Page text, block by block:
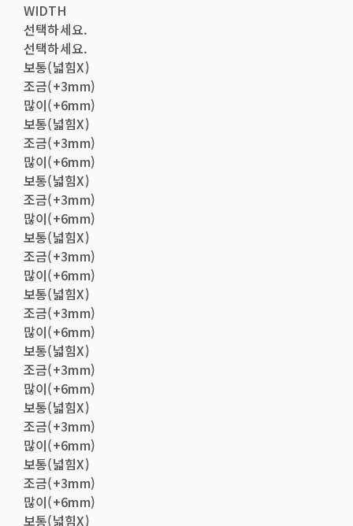
WIDTH
선택하세요.
선택하세요.
보통(넓힘X)
조금(+3mm)
많이(+6mm)
보통(넓힘X)
조금(+3mm)
많이(+6mm)
보통(넓힘X)
조금(+3mm)
많이(+6mm)
보통(넓힘X)
조금(+3mm)
많이(+6mm)
보통(넓힘X)
조금(+3mm)
많이(+6mm)
보통(넓힘X)
조금(+3mm)
많이(+6mm)
보통(넓힘X)
조금(+3mm)
많이(+6mm)
보통(넓힘X)
조금(+3mm)
많이(+6mm)
보통(넓힘X)